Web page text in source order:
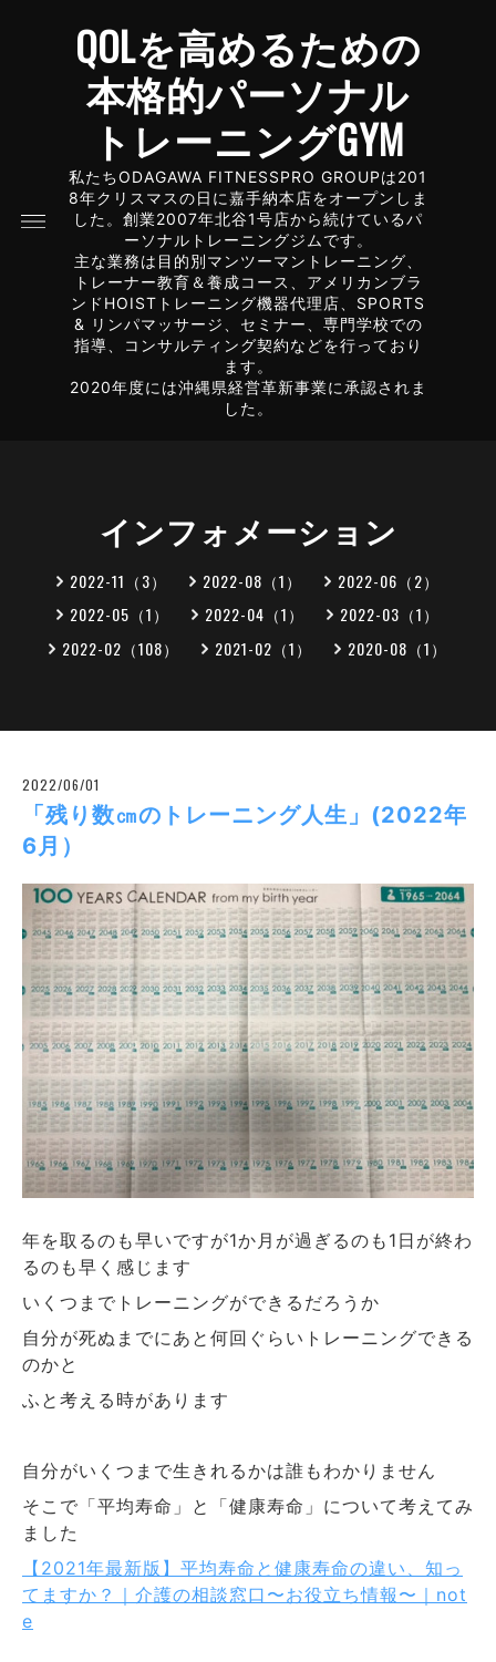
QOLを高めるための
本格的パーソナル
トレーニングGYM
私たちODAGAWA FITNESSPRO GROUPは201
8年クリスマスの日に嘉手納本店をオープンしま
した。創業2007年北谷1号店から続けているパ
ーソナルトレーニングジムです。
主な業務は目的別マンツーマントレーニング、
トレーナー教育＆養成コース、アメリカンブラ
ンドHOISTトレーニング機器代理店、SPORTS
& リンパマッサージ、セミナー、専門学校での
指導、コンサルティング契約などを行っており
ます。
2020年度には沖縄県経営革新事業に承認されま
した。
インフォメーション
2022-11（3） 2022-08（1）
2022-06（2）
2022-05（1）
2022-04（1）
2022-03（1）
2022-02（108）
2021-02（1） 2020-08（1）
2022/06/01
「残り数㎝のトレーニング人生」(2022年
6月）
年を取るのも早いですが1か月が過ぎるのも 1 日が終わ
るのも早く感じます
いくつまでトレーニングができるだろうか
自分が死ぬまでにあと何回ぐらいトレーニングできる
のかと
ふと考える時があります
自分がいくつまで生きれるかは誰もわかりません
そこで「平均寿命」と「健康寿命」について考えてみ
ました
【 2021年最新版】平均寿命と健康寿命の違い、知っ
てますか？｜介護の相談窓口〜お役立ち情報〜｜ not
e